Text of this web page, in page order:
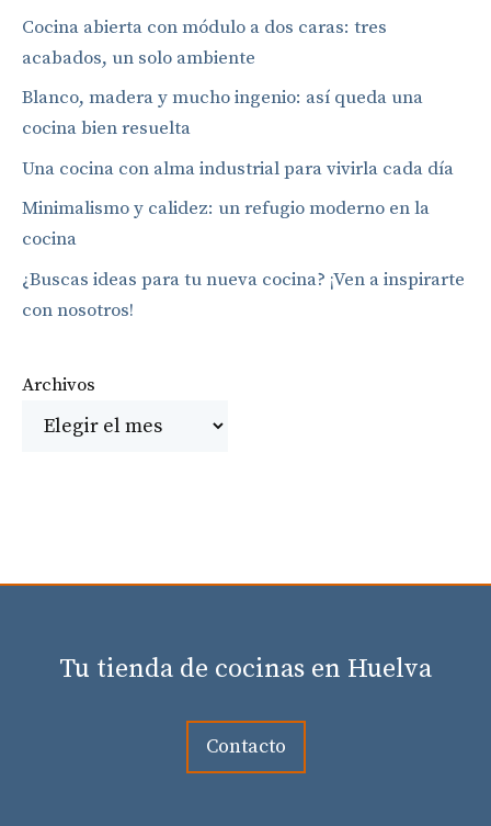
Cocina abierta con módulo a dos caras: tres
acabados, un solo ambiente
Blanco, madera y mucho ingenio: así queda una
cocina bien resuelta
Una cocina con alma industrial para vivirla cada día
Minimalismo y calidez: un refugio moderno en la
cocina
¿Buscas ideas para tu nueva cocina? ¡Ven a inspirarte
con nosotros!
Archivos
Tu tienda de cocinas en Huelva
Contacto